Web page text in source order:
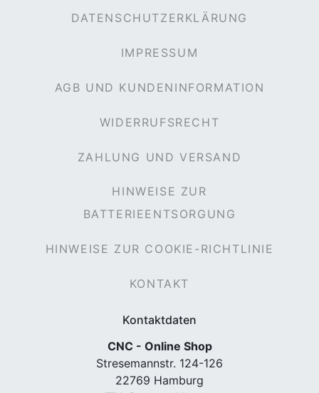
DATENSCHUTZERKLÄRUNG
IMPRESSUM
AGB UND KUNDENINFORMATION
WIDERRUFSRECHT
ZAHLUNG UND VERSAND
HINWEISE ZUR
BATTERIEENTSORGUNG
HINWEISE ZUR COOKIE-RICHTLINIE
KONTAKT
Kontaktdaten
CNC - Online Shop
Stresemannstr. 124-126
22769 Hamburg